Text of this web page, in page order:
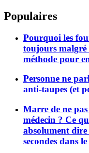
Populaires
Pourquoi les
toujours malgré
méthode pour
Personne ne
anti-taupes (et
Marre de ne
médecin ? Ce
absolument dire
secondes dans